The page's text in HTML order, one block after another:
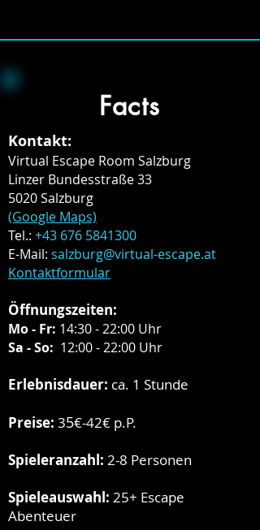
Facts
Kontakt:
Virtual Escape Room Salzburg
Linzer Bundesstraße 33
5020 Salzburg
(Google Maps)
Tel.: +43 676 5841300
E-Mail: salzburg@virtual-escape.at
Kontaktformular
Öffnungszeiten:
Mo - Fr: 14:30 -22:00 Uhr
Sa - So: 12:00 - 22:00 Uhr
Erlebnisdauer: ca. 1 Stunde
Preise: 35€-42€ p.P.
Spieleranzahl: 2-8 Personen
Spieleauswahl: 25+ Escape
Abenteuer